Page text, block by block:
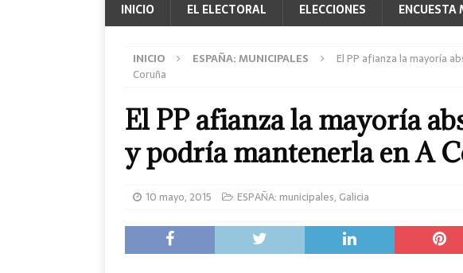
INICIO EL ELECTORAL ELECCIONES ENCUESTA
INICIO ESPAÑA: MUNICIPALES
El PP afianza la mayoría
Coruña
El PP afianza la mayoría
y podría mantenerla en A
10 mayo, 2015 ESPAÑA: municipales, Galicia